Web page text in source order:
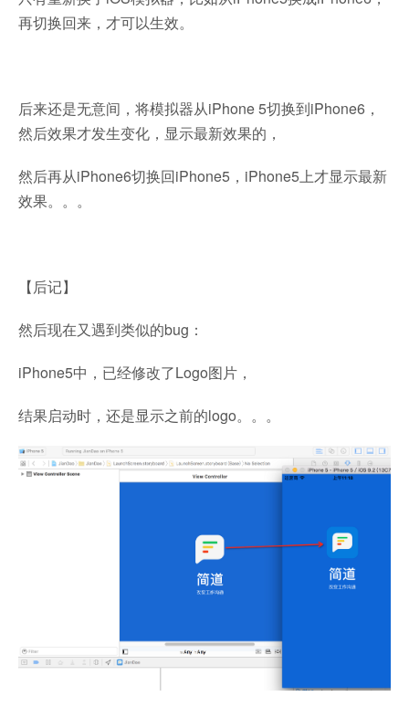
再切换回来，才可以生效。
后来还是无意间，将模拟器从iPhone 5切换到iPhone6，
然后效果才发生变化，显示最新效果的，
然后再从iPhone6切换回iPhone5，iPhone5上才显示最新
效果。。。
【后记】
然后现在又遇到类似的bug：
iPhone5中，已经修改了Logo图片，
结果启动时，还是显示之前的logo。。。